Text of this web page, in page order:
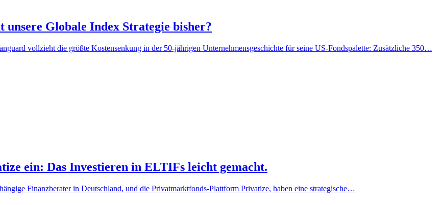
Globale Index Strategie bisher?
vollzieht die größte Kostensenkung in der 50-jährigen Unternehmensgeschichte für seine US-Fondspalette: Zusätzliche 350…
ein: Das Investieren in ELTIFs leicht gemacht.
Finanzberater in Deutschland, und die Privatmarktfonds-Plattform Privatize, haben eine strategische…